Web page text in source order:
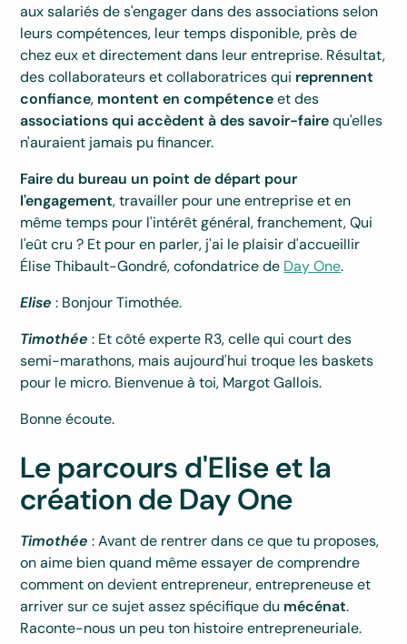
aux salariés de s'engager dans des associations selon
leurs compétences, leur temps disponible, près de
chez eux et directement dans leur entreprise. Résultat,
des collaborateurs et collaboratrices qui reprennent
confiance, montent en compétenceet des
associations qui accèdent à des savoir-fairequ'elles
n'auraient jamais pu financer.
Faire du bureau un point de départ pour
l'engagement, travailler pour une entreprise et en
même temps pour l'intérêt général, franchement, Qui
l'eût cru ? Et pour en parler, j'ai le plaisir d'accueillir
Élise Thibault-Gondré, cofondatrice de Day One.
Elise : Bonjour Timothée.
Timothée : Et côté experte R3, celle qui court des
semi-marathons, mais aujourd'hui troque les baskets
pour le micro. Bienvenue à toi, Margot Gallois.
Bonne écoute.
Le parcours d'Elise et la
création de Day One
Timothée: Avant de rentrer dans ce que tu proposes,
on aime bien quand même essayer de comprendre
comment on devient entrepreneur, entrepreneuse et
arriver sur ce sujet assez spécifique du mécénat.
Raconte-nous un peu ton histoire entrepreneuriale.